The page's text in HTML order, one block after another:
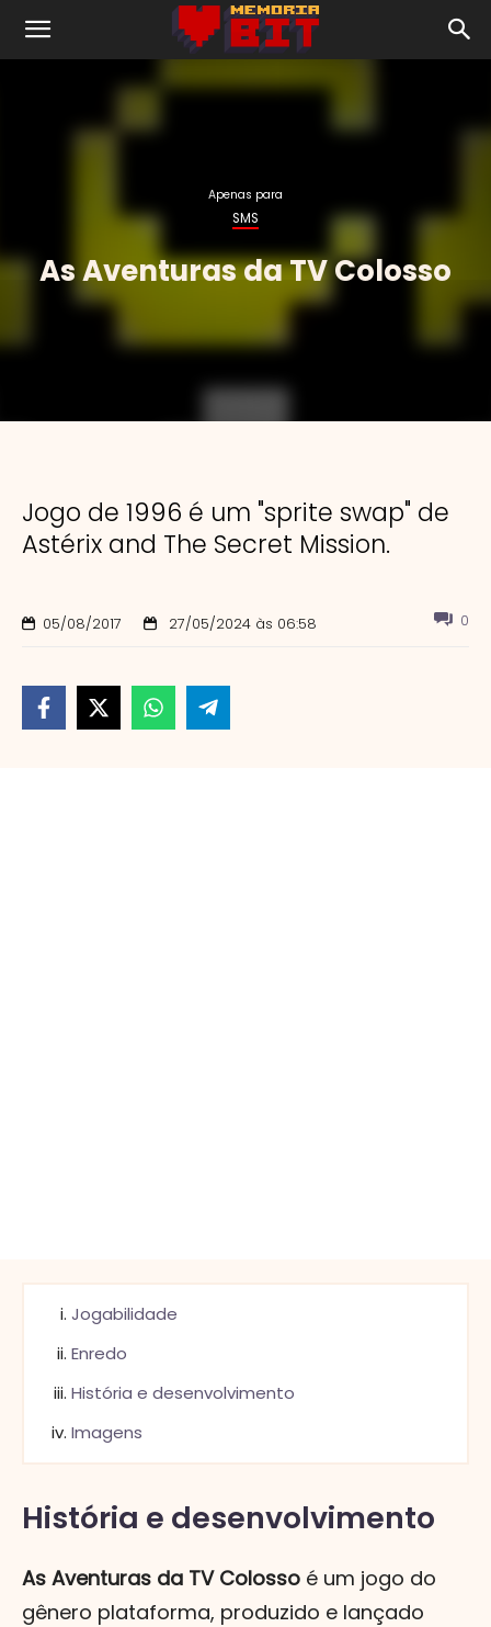
Apenas para
As Aventuras da TV Colosso
Jogo de 1996 é um "sprite swap" de
Astérix and The Secret Mission.
05/08/2017 27/05/2024 às 06:58 0
Jogabilidade
Enredo
História e desenvolvimento
Imagens
História e desenvolvimento
As Aventuras da TV Colosso é um jogo do
gênero plataforma, produzido e lançado